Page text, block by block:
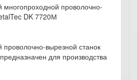
многопроходной проволочно-
DK 7720М
проволочно-вырезной станок
для производства